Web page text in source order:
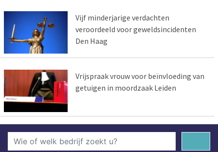
Vijf minderjarige verdachten
veroordeeld voor geweldsincidenten
Den Haag
Vrijspraak vrouw voor beïnvloeding van
getuigen in moordzaak Leiden